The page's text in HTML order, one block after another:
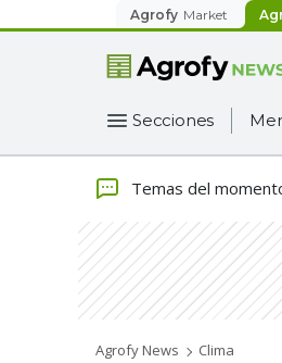
Agrofy Market
Secciones
Temas del
Agrofy News Clima